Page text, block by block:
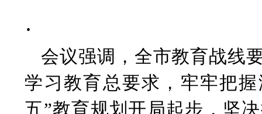
·
会议强调，全市教育战线
学习教育总要求，牢牢把
五”教育规划开局起步，坚